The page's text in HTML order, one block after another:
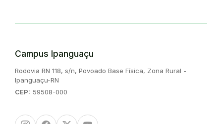
Campus Ipanguaçu
Endereço:
Rodovia RN 118, s/n, Povoado Base Física, Zona Rural -
Ipanguaçu-RN
CEP: 59508-000
InstagramFacebookTwitter/XYoutube